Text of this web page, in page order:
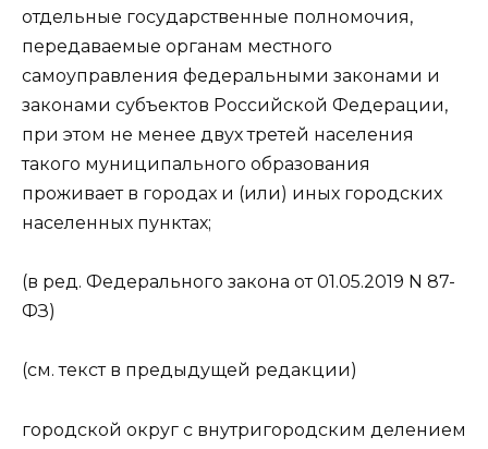
отдельные государственные полномочия,
передаваемые органам местного
самоуправления федеральными законами и
законами субъектов Российской Федерации,
при этом не менее двух третей населения
такого муниципального образования
проживает в городах и (или) иных городских
населенных пунктах;
(в ред. Федерального закона от 01.05.2019 N 87-
ФЗ)
(см. текст в предыдущей редакции)
городской округ с внутригородским делением